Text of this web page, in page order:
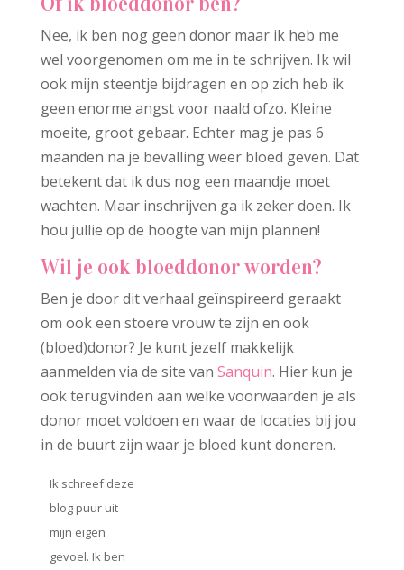
Nee, ik ben nog geen donor maar ik heb me
wel voorgenomen om me in te schrijven. Ik wil
ook mijn steentje bijdragen en op zich heb ik
geen enorme angst voor naald ofzo. Kleine
moeite, groot gebaar. Echter mag je pas 6
maanden na je bevalling weer bloed geven. Dat
betekent dat ik dus nog een maandje moet
wachten. Maar inschrijven ga ik zeker doen. Ik
hou jullie op de hoogte van mijn plannen!
Wil je ook bloeddonor worden?
Ben je door dit verhaal geïnspireerd geraakt
om ook een stoere vrouw te zijn en ook
(bloed)donor? Je kunt jezelf makkelijk
aanmelden via de site van Sanquin. Hier kun je
ook terugvinden aan welke voorwaarden je als
donor moet voldoen en waar de locaties bij jou
in de buurt zijn waar je bloed kunt doneren.
Ik schreef deze
blog puur uit
mijn eigen
gevoel. Ik ben